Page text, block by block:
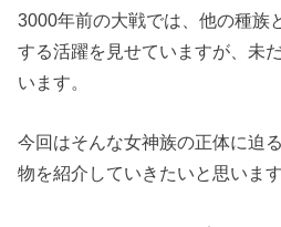
3000年前の大戦では、他の種族
する活躍を見せていますが、未
います。
今回はそんな女神族の正体に迫
物を紹介していきたいと思います